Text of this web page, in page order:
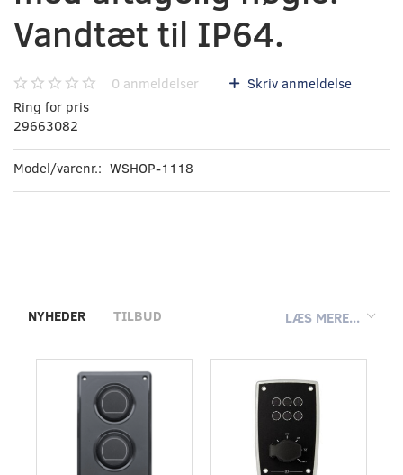
Vandtæt til IP64.
0 anmeldelser
Skriv anmeldelse
Ring for pris
29663082
Model/varenr.: WSHOP-1118
LÆS MERE...
NYHEDER TILBUD